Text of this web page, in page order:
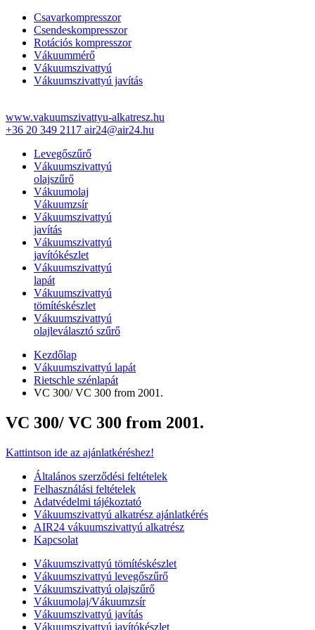
Csavarkompresszor
Csendeskompresszor
Rotációs kompresszor
Vákuummérő
Vákuumszivattyú
Vákuumszivattyú javítás
www.vakuumszivattyu-alkatresz.hu
+36 20 349 2117 air24@air24.hu
Levegőszűrő
Vákuumszivattyú
olajszűrő
Vákuumolaj
Vákuumzsír
Vákuumszivattyú
javítás
Vákuumszivattyú
javítókészlet
Vákuumszivattyú
lapát
Vákuumszivattyú
tömítéskészlet
Vákuumszivattyú
olajleválasztó szűrő
Kezdőlap
Vákuumszivattyú lapát
Rietschle szénlapát
VC 300/ VC 300 from 2001.
VC 300/ VC 300 from 2001.
Kattintson ide az ajánlatkéréshez!
Általános szerződési feltételek
Felhasználási feltételek
Adatvédelmi tájékoztató
Vákuumszivattyú alkatrész ajánlatkérés
AIR24 vákuumszivattyú alkatrész
Kapcsolat
Vákuumszivattyú tömítéskészlet
Vákuumszivattyú levegőszűrő
Vákuumszivattyú olajszűrő
Vákuumolaj/Vákuumzsír
Vákuumszivattyú javítás
Vákuumszivattyú javítókészlet